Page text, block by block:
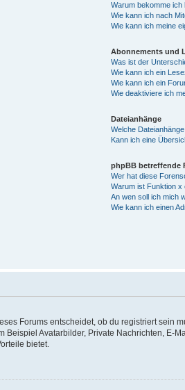
Warum bekomme ich
Wie kann ich nach
Wie kann ich meine
Abonnements und
Was ist der
Wie kann ich ein
Wie kann ich ein
Wie deaktiviere ich
Dateianhänge
Welche
Kann ich eine
phpBB betreffende
Wer hat diese
Warum ist Funktion x
An wen soll ich mich
Wie kann ich einen
Forums entscheidet, ob du registriert sein
Avatarbilder, Private Nachrichten, E-
bietet.